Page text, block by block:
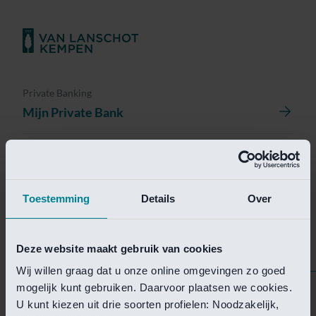
Toestemming Details Over
Deze website maakt gebruik van cookies
Wij willen graag dat u onze online omgevingen zo goed
mogelijk kunt gebruiken. Daarvoor plaatsen we cookies.
U kunt kiezen uit drie soorten profielen: Noodzakelijk,
Private Banking
Mijn Private Bank
Helaas is deze pagina